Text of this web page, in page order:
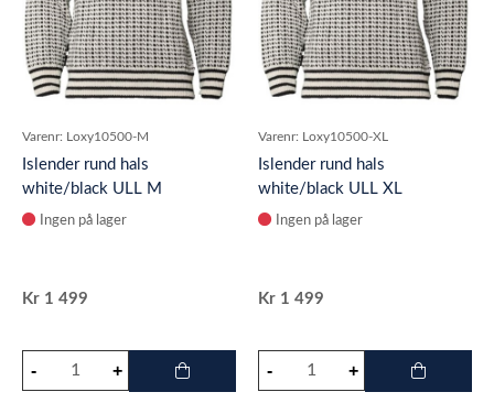
Varenr: Loxy10500-M
Islender rund hals
white/black ULL M
Ingen på lager
Kr 1 499
Varenr: Loxy10500-XL
Islender rund hals
white/black ULL XL
Ingen på lager
Kr 1 499